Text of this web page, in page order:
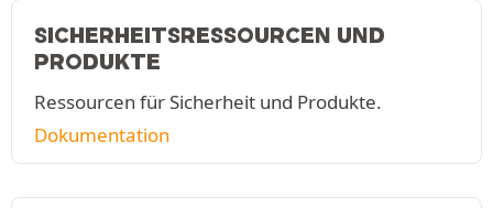
SICHERHEITSRESSOURCEN UND
PRODUKTE
Ressourcen für Sicherheit und Produkte.
Dokumentation